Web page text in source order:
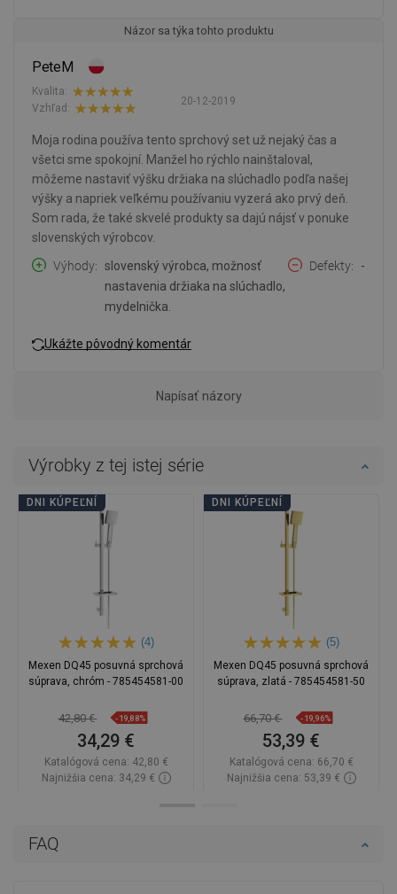
FAQ
Názor sa týka tohto produktu
PeteM
20-12-2019
Kvalita:
Vzhľad:
Moja rodina používa tento sprchový set už nejaký čas a
všetci sme spokojní. Manžel ho rýchlo nainštaloval,
môžeme nastaviť výšku držiaka na slúchadlo podľa našej
výšky a napriek veľkému používaniu vyzerá ako prvý deň.
Som rada, že také skvelé produkty sa dajú nájsť v ponuke
slovenských výrobcov.
Výhody
slovenský výrobca, možnosť
nastavenia držiaka na slúchadlo,
mydelnička.
Defekty -
Ukážte pôvodný komentár
Napísať názory
Výrobky z tej istej série
DNI KÚPEĽNÍ
(4)
Mexen DQ45 posuvná sprchová
súprava, chróm - 785454581-00
42,80 € -19,88%
34,29 €
Katalógová cena: 42,80 €
Najnižšia cena: 34,29 €
DNI KÚPEĽNÍ
(5)
Mexen DQ45 posuvná sprchová
súprava, zlatá - 785454581-50
66,70 € -19,96%
53,39 €
Katalógová cena: 66,70 €
Najnižšia cena: 53,39 €